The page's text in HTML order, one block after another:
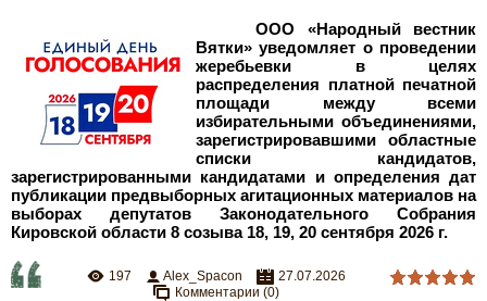
ООО «Народный вестник
Вятки» уведомляет о проведении
жеребьевки в целях
распределения платной печатной
площади между всеми
избирательными объединениями,
зарегистрировавшими областные
списки кандидатов,
зарегистрированными кандидатами и определения дат
публикации предвыборных агитационных материалов на
выборах депутатов Законодательного Собрания
Кировской области 8 созыва 18, 19, 20 сентября 2026 г.
197 Alex_Spacon
27.07.2026
Комментарии (0)